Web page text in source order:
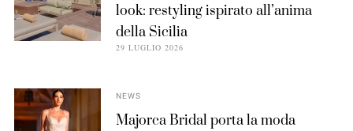
look: restyling ispirato all’anima
della Sicilia
29 LUGLIO 2026
NEWS
Majorca Bridal porta la moda